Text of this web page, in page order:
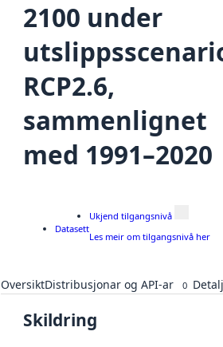
2100 under
RCP2.6,
sammenlignet
med 1991–2020
Datasett
Ukjend tilgangsnivå
Les meir om tilgangsnivå her
OversiktDistribusjonar og API-ar 0
Skildring